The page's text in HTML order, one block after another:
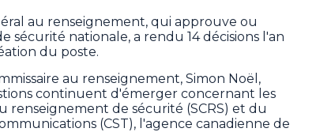
au renseignement, qui approuve ou
sécurité nationale, a rendu 14 décisions l'an
du poste.
au renseignement, Simon Noël,
continuent d'émerger concernant les
renseignement de sécurité (SCRS) et du
(CST), l'agence canadienne de